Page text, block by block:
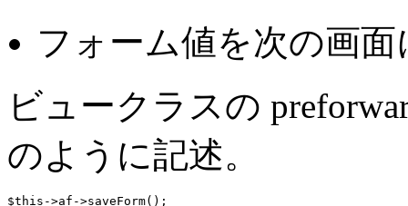
フォーム値を次の画
ビュークラスの
のように記述。
$this->af->saveForm();